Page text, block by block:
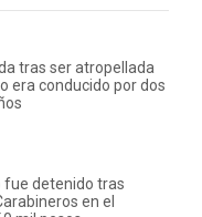
tras ser atropellada
era conducido por dos
fue detenido tras
en el